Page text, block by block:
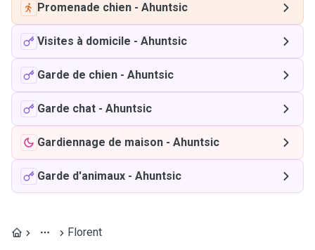
Promenade chien - Ahuntsic
Visites à domicile - Ahuntsic
Garde de chien - Ahuntsic
Garde chat - Ahuntsic
Gardiennage de maison - Ahuntsic
Garde d'animaux - Ahuntsic
Florent